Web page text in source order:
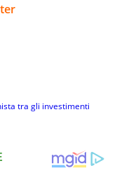
tra gli investimenti